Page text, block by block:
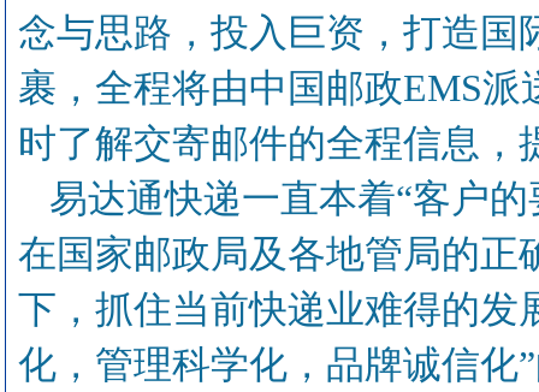
念与思路，投入巨资，打造国
裹，全程将由中国邮政EMS
时了解交寄邮件的全程信息
易达通快递一直本着“客户
在国家邮政局及各地管局的正
下，抓住当前快递业难得的发
化，管理科学化，品牌诚信化